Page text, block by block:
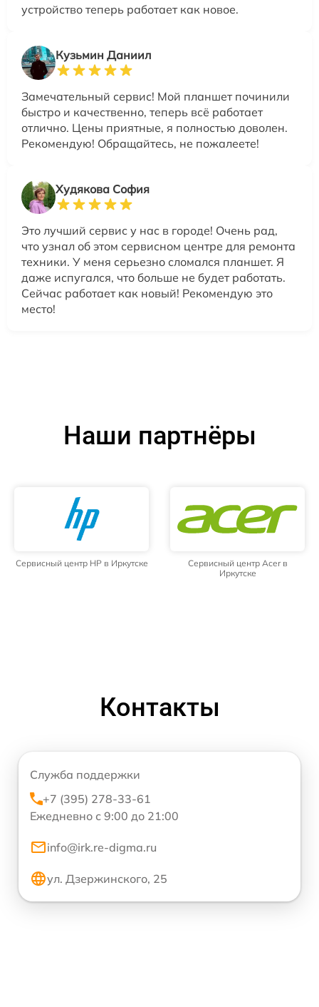
устройство теперь работает как новое.
Кузьмин Даниил
Замечательный сервис! Мой планшет починили
быстро и качественно, теперь всё работает
отлично. Цены приятные, я полностью доволен.
Рекомендую! Обращайтесь, не пожалеете!
Худякова София
Это лучший сервис у нас в городе! Очень рад,
что узнал об этом сервисном центре для ремонта
техники. У меня серьезно сломался планшет. Я
даже испугался, что больше не будет работать.
Сейчас работает как новый! Рекомендую это
место!
Наши партнёры
Сервисный центр HP в Иркутске
Сервисный центр Acer в
Иркутске
Контакты
Служба поддержки
+7 (395) 278-33-61
Ежедневно с 9:00 до 21:00
info@irk.re-digma.ru
ул. Дзержинского, 25